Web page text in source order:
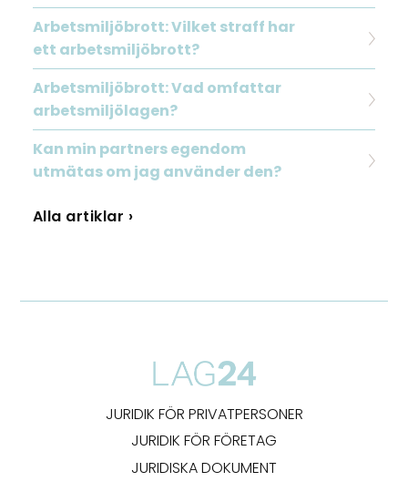
Arbetsmiljöbrott: Vilket straff har
ett arbetsmiljöbrott?
Arbetsmiljöbrott: Vad omfattar
arbetsmiljölagen?
Kan min partners egendom
utmätas om jag använder den?
Alla artiklar ›
JURIDIK FÖR PRIVATPERSONER
JURIDIK FÖR FÖRETAG
JURIDISKA DOKUMENT